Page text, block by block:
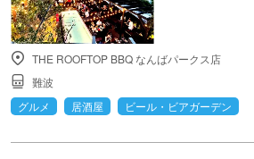
THE ROOFTOP BBQ なんばパークス店
難波
グルメ
居酒屋 ビール・ビアガーデン